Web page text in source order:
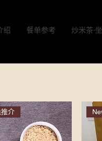
绍 餐单参考 炒米茶·
介